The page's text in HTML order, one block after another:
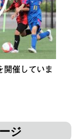
開催していま
ジ